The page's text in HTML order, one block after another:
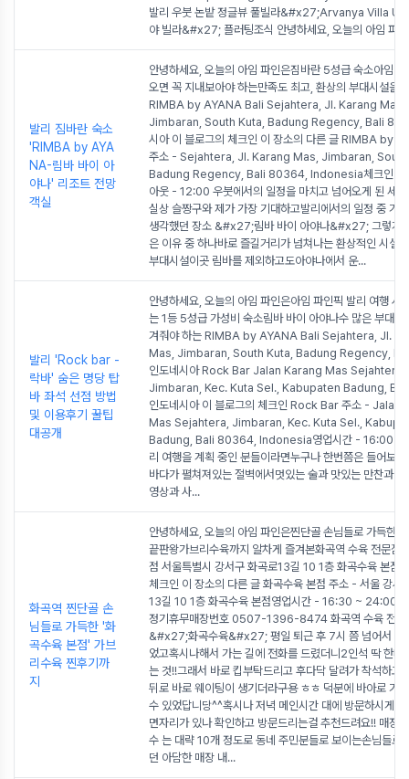
발리 우붓 논밭 정글뷰 풀빌라&#x27;Arvanya Villa
야 빌라&#x27; 플러팅조식 안녕하세요, 오늘의 아임 파인
발리 짐바란 숙소
'RIMBA by AYA
NA-림바 바이 아
야나' 리조트 전망
객실
안녕하세요, 오늘의 아임 파인은짐바란 5성급 숙소아임
오면 꼭 지내보아야 하는만족도 최고, 환상의 부대시설을
RIMBA by AYANA Bali Sejahtera, Jl. Karang Mas,
Jimbaran, South Kuta, Badung Regency, Bali
시아 이 블로그의 체크인 이 장소의 다른 글 RIMBA by
주소 - Sejahtera, Jl. Karang Mas, Jimbaran,
Badung Regency, Bali 80364, Indonesia체크인 -
아웃 - 12:00 우붓에서의 일정을 마치고 넘어오게 된 세
실상 슬짱구와 제가 가장 기대하고발리에서의 일정 중 가
생각했던 장소 &#x27;림바 바이 아야나&#x27; 그렇게
은 이유 중 하나바로 즐길거리가 넘쳐나는 환상적인 시설
부대시설이곳 림바를 제외하고도아야나에서 운...
발리 'Rock bar -
락바' 숨은 명당 탑
바 좌석 선점 방법
및 이용후기 꿀팁
대공개
안녕하세요, 오늘의 아임 파인은아임 파인픽 발리 여행 시
는 1등 5성급 가성비 숙소림바 바이 아야나수 많은 부대시
겨줘야 하는 RIMBA by AYANA Bali Sejahtera, Jl.
Mas, Jimbaran, South Kuta, Badung Regency,
인도네시아 Rock Bar Jalan Karang Mas Sejahtera,
Jimbaran, Kec. Kuta Sel., Kabupaten Badung,
인도네시아 이 블로그의 체크인 Rock Bar 주소 - Jalan
Mas Sejahtera, Jimbaran, Kec. Kuta Sel.,
Badung, Bali 80364, Indonesia영업시간 - 16:00 ~
리 여행을 계획 중인 분들이라면누구나 한번쯤은 들어보
바다가 펼쳐져있는 절벽에서멋있는 술과 맛있는 만찬과
영상과 사...
화곡역 찐단골 손
님들로 가득한 '화
곡수육 본점' 가브
리수육 찐후기까
지
안녕하세요, 오늘의 아임 파인은찐단골 손님들로 가득한
끝판왕가브리수육까지 알차게 즐겨본화곡역 수육 전문점
점 서울특별시 강서구 화곡로13길 10 1층 화곡수육 본점
체크인 이 장소의 다른 글 화곡수육 본점 주소 - 서울 강서
13길 10 1층 화곡수육 본점영업시간 - 16:30 ~ 24:00매
정기휴무매장번호 0507-1396-8474 화곡역 수육 전문
&#x27;화곡수육&#x27; 평일 퇴근 후 7시 쯤 넘어서 방
었고혹시나해서 가는 길에 전화를 드렸더니2인석 딱 한테
는 것!!그래서 바로 킵부탁드리고 후다닥 달려가 착석하고
뒤로 바로 웨이팅이 생기더라구용 ㅎㅎ 덕분에 바아로 기
수 있었답니당^^혹시나 저녁 메인시간 대에 방문하시게
면자리가 있나 확인하고 방문드리는걸 추천드려요!! 매장
수 는 대략 10개 정도로 동네 주민분들로 보이는손님들로
던 아담한 매장 내 ...